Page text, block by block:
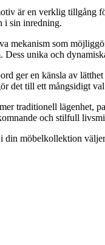
är en verklig tillgång
i sin inredning.
mekanism som
unika och
ger en känsla av
det till ett mångsidigt
traditionell lägenhet,
och stilfull
din möbelkollektion